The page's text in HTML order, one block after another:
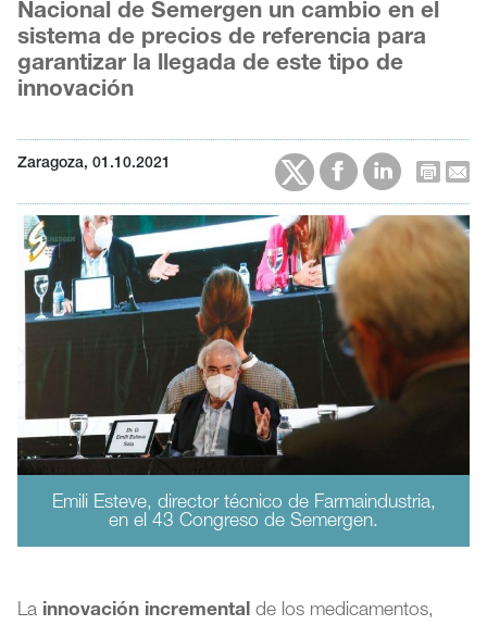
Nacional de Semergen un cambio en el
sistema de precios de referencia para
garantizar la llegada de este tipo de
innovación
Zaragoza, 01.10.2021
Emili Esteve, director técnico de Farmaindustria,
en el 43 Congreso de Semergen.
La innovación incremental de los medicamentos,